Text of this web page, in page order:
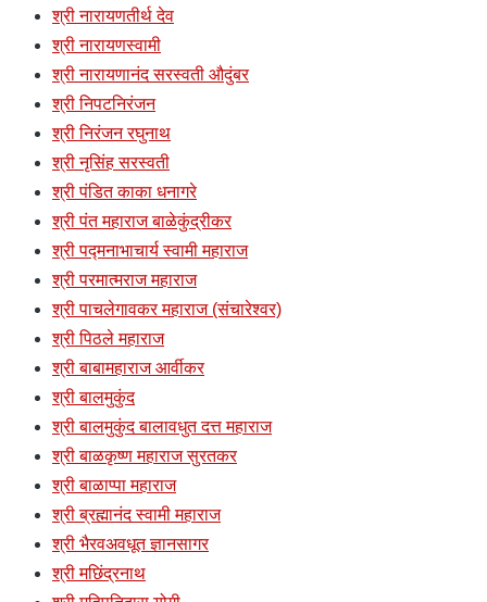
श्री नारायणतीर्थ देव
श्री नारायणस्वामी
श्री नारायणानंद सरस्वती औदुंबर
श्री निपटनिरंजन
श्री निरंजन रघुनाथ
श्री नृसिंह सरस्वती
श्री पंडित काका धनागरे
श्री पंत महाराज बाळेकुंद्रीकर
श्री पद्मनाभाचार्य स्वामी महाराज
श्री परमात्मराज महाराज
श्री पाचलेगावकर महाराज (संचारेश्वर)
श्री पिठले महाराज
श्री बाबामहाराज आर्वीकर
श्री बालमुकुंद
श्री बालमुकुंद बालावधुत दत्त महाराज
श्री बाळकृष्ण महाराज सुरतकर
श्री बाळाप्पा महाराज
श्री ब्रह्मानंद स्वामी महाराज
श्री भैरवअवधूत ज्ञानसागर
श्री मछिंद्रनाथ